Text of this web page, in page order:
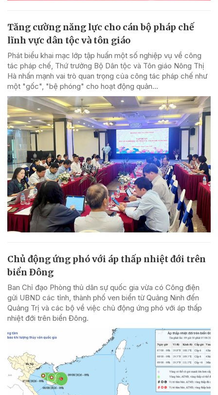
Tăng cường năng lực cho cán bộ pháp chế
lĩnh vực dân tộc và tôn giáo
Phát biểu khai mạc lớp tập huấn một số nghiệp vụ về công
tác pháp chế, Thứ trưởng Bộ Dân tộc và Tôn giáo Nông Thị
Hà nhấn mạnh vai trò quan trọng của công tác pháp chế như
một "gốc", "bệ phóng" cho hoạt động quản...
Chủ động ứng phó với áp thấp nhiệt đới trên
biển Đông
Ban Chỉ đạo Phòng thủ dân sự quốc gia vừa có Công điện
gửi UBND các tỉnh, thành phố ven biển từ Quảng Ninh đến
Quảng Trị và các bộ về việc chủ động ứng phó với áp thấp
nhiệt đới trên biển Đông.